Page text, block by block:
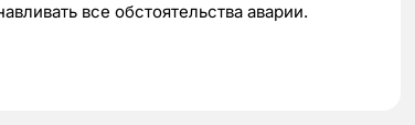
все обстоятельства аварии.